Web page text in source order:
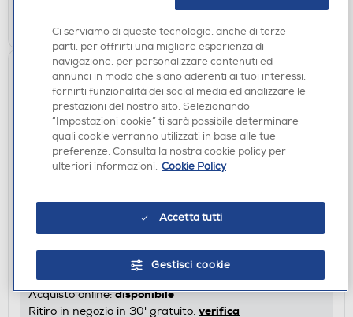
CUSTODIE
SBS - Cover Skinny per Google Pixel 10A-
Trasparente
Acquisto online:disponibile
Ritiro in negozio in 30' gratuito: verifica
Ci serviamo di queste tecnologie, anche di terze
parti, per offrirti una migliore esperienza di
navigazione, per personalizzare contenuti ed
annunci in modo che siano aderenti ai tuoi interessi,
fornirti funzionalità dei social media ed analizzare le
prestazioni del nostro sito. Selezionando
“Impostazioni cookie” ti sarà possibile determinare
quali cookie verranno utilizzati in base alle tue
preferenze. Consulta la nostra cookie policy per
ulteriori informazioni. Cookie Policy
Accetta tutti
Gestisci cookie